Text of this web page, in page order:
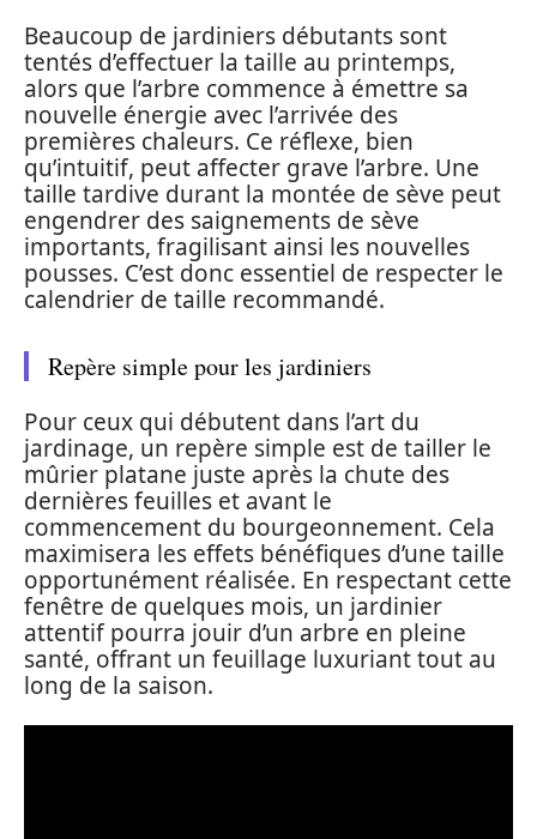
Beaucoup de jardiniers débutants sont
tentés d’effectuer la taille au printemps,
alors que l’arbre commence à émettre sa
nouvelle énergie avec l’arrivée des
premières chaleurs. Ce réflexe, bien
qu’intuitif, peut affecter grave l’arbre. Une
taille tardive durant la montée de sève peut
engendrer des saignements de sève
importants, fragilisant ainsi les nouvelles
pousses. C’est donc essentiel de respecter le
calendrier de taille recommandé.
Repère simple pour les jardiniers
Pour ceux qui débutent dans l’art du
jardinage, un repère simple est de tailler le
mûrier platane juste après la chute des
dernières feuilles et avant le
commencement du bourgeonnement. Cela
maximisera les effets bénéfiques d’une taille
opportunément réalisée. En respectant cette
fenêtre de quelques mois, un jardinier
attentif pourra jouir d’un arbre en pleine
santé, offrant un feuillage luxuriant tout au
long de la saison.